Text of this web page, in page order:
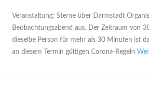
Veranstaltung: Sterne über Darmstadt
Beobachtungsabend aus. Der Zeitraum von
dieselbe Person für mehr als 30 Minuten ist
an diesem Termin gültigen Corona-Regeln